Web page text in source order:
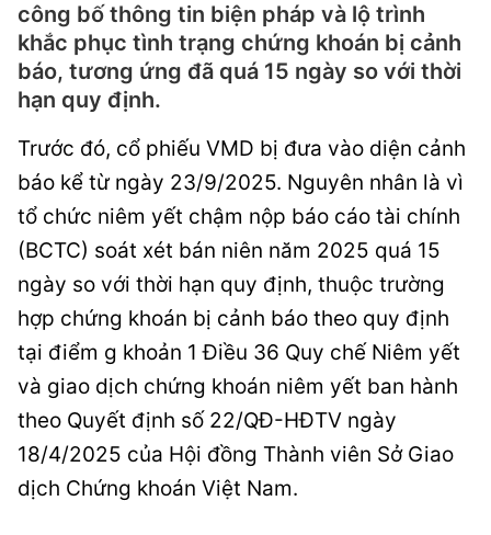
công bố thông tin biện pháp và lộ trình
khắc phục tình trạng chứng khoán bị cảnh
báo, tương ứng đã quá 15 ngày so với thời
hạn quy định.
Trước đó, cổ phiếu VMD bị đưa vào diện cảnh
báo kể từ ngày 23/9/2025. Nguyên nhân là vì
tổ chức niêm yết chậm nộp báo cáo tài chính
(BCTC) soát xét bán niên năm 2025 quá 15
ngày so với thời hạn quy định, thuộc trường
hợp chứng khoán bị cảnh báo theo quy định
tại điểm g khoản 1 Điều 36 Quy chế Niêm yết
và giao dịch chứng khoán niêm yết ban hành
theo Quyết định số 22/QĐ-HĐTV ngày
18/4/2025 của Hội đồng Thành viên Sở Giao
dịch Chứng khoán Việt Nam.